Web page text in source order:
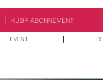
KJØP ABONNEMENT
EVENT